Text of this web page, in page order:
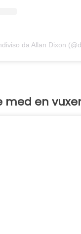
da Allan Dixon
med en